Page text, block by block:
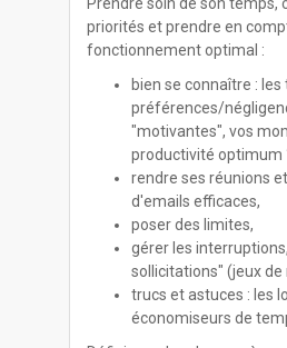
priorités et prendre en
fonctionnement optimal :
bien se connaître :
préférences/
"motivantes", vos
productivité optimum
rendre ses réunions
d'emails efficaces,
poser des limites,
gérer les
sollicitations" (jeux de
trucs et astuces : les
économiseurs de